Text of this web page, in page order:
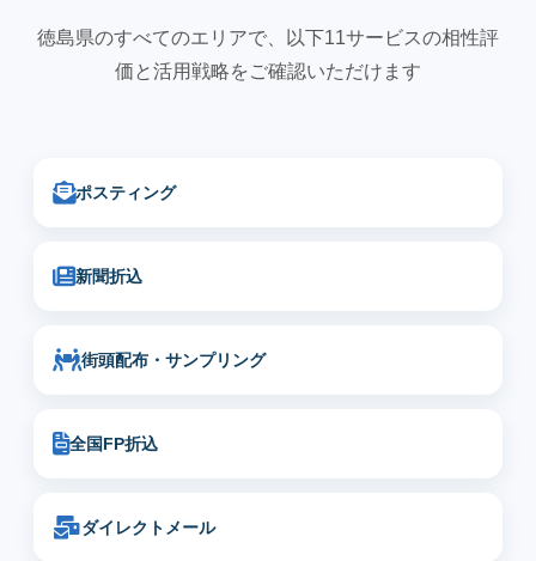
徳島県のすべてのエリアで、以下11サービスの相性評
価と活用戦略をご確認いただけます
ポスティング
新聞折込
街頭配布・サンプリング
全国FP折込
ダイレクトメール